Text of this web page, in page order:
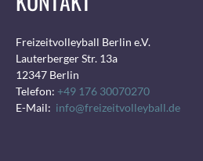
Freizeitvolleyball Berlin e.V.
Lauterberger Str. 13a
12347 Berlin
Telefon: +49 176 30070270
E-Mail: info@freizeitvolleyball.de